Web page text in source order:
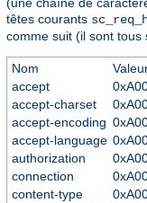
têtes courants
comme suit (il sont tous
Nom
accept
accept-charset
accept-encoding
accept-language
authorization
connection
content-type